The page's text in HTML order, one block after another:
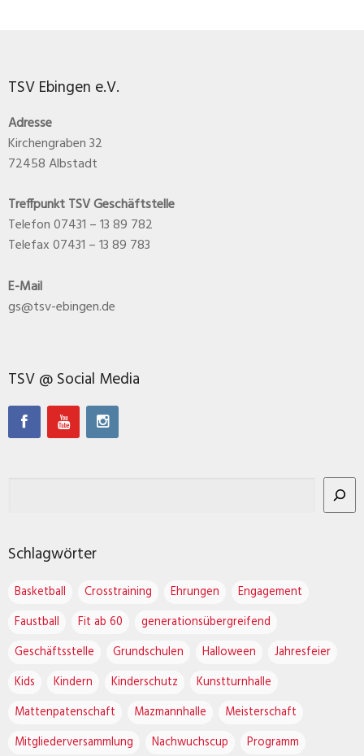
TSV Ebingen e.V.
Adresse
Kirchengraben 32
72458 Albstadt
Treffpunkt TSV Geschäftstelle
Telefon 07431 – 13 89 782
Telefax 07431 – 13 89 783
E-Mail
gs@tsv-ebingen.de
TSV @ Social Media
Schlagwörter
Basketball Crosstraining Ehrungen
Engagement
Faustball
Fit ab 60
generationsübergreifend
Geschäftsstelle
Grundschulen Halloween
Jahresfeier
Kids
Kindern Kinderschutz
Kunstturnhalle
Mattenpatenschaft
Mazmannhalle
Meisterschaft
Mitgliederversammlung
Nachwuchscup Programm